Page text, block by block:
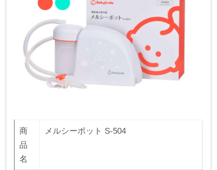
商
品
名
メルシーポット S-504